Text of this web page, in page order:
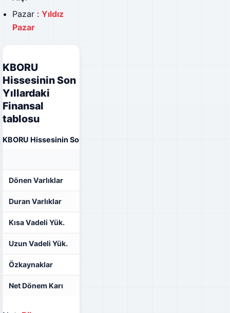
Pazar : Yıldız
Pazar
KBORU
Hissesinin Son
Yıllardaki
Finansal
tablosu
KBORU Hissesinin Son Yıllardaki Finansal tablosu
Dönen Varlıklar
Duran Varlıklar
Kısa Vadeli Yük.
Uzun Vadeli Yük.
Özkaynaklar
Net Dönem Karı